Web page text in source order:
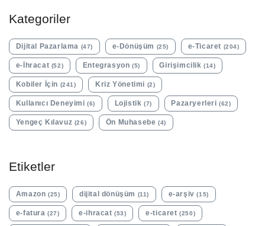
Kategoriler
Dijital Pazarlama (47) e-Dönüşüm (25) e-Ticaret (204)
e-İhracat (52) Entegrasyon (5) Girişimcilik (14)
Kobiler İçin (241) Kriz Yönetimi (2)
Kullanıcı Deneyimi (6) Lojistik (7) Pazaryerleri (62)
Yengeç Kılavuz (26) Ön Muhasebe (4)
Etiketler
Amazon (25) dijital dönüşüm (11) e-arşiv (15)
e-fatura (27) e-ihracat (53) e-ticaret (250)